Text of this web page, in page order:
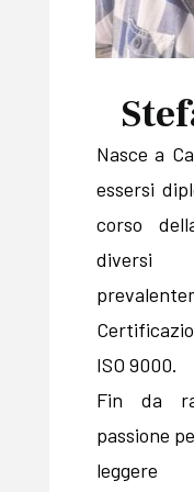
Nasce a
essersi
corso
diversi
ISO 9000.
Fin da
passione
leggere